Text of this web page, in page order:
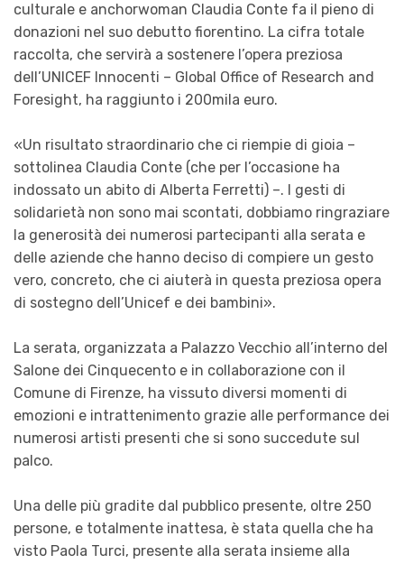
culturale e anchorwoman Claudia Conte fa il pieno di
donazioni nel suo debutto fiorentino. La cifra totale
raccolta, che servirà a sostenere l’opera preziosa
dell’UNICEF Innocenti – Global Office of Research and
Foresight, ha raggiunto i 200mila euro.
«Un risultato straordinario che ci riempie di gioia –
sottolinea Claudia Conte (che per l’occasione ha
indossato un abito di Alberta Ferretti) –. I gesti di
solidarietà non sono mai scontati, dobbiamo ringraziare
la generosità dei numerosi partecipanti alla serata e
delle aziende che hanno deciso di compiere un gesto
vero, concreto, che ci aiuterà in questa preziosa opera
di sostegno dell’Unicef e dei bambini».
La serata, organizzata a Palazzo Vecchio all’interno del
Salone dei Cinquecento e in collaborazione con il
Comune di Firenze, ha vissuto diversi momenti di
emozioni e intrattenimento grazie alle performance dei
numerosi artisti presenti che si sono succedute sul
palco.
Una delle più gradite dal pubblico presente, oltre 250
persone, e totalmente inattesa, è stata quella che ha
visto Paola Turci, presente alla serata insieme alla